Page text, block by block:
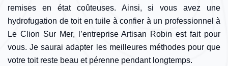
remises en état coûteuses. Ainsi, si vous avez une
hydrofugation de toit en tuile à confier à un professionnel à
Le Clion Sur Mer, l’entreprise Artisan Robin est fait pour
vous. Je saurai adapter les meilleures méthodes pour que
votre toit reste beau et pérenne pendant longtemps.